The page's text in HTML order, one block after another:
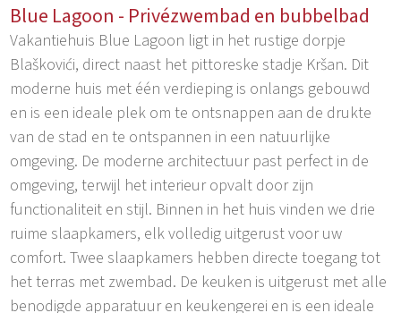
Blue Lagoon - Privézwembad en bubbelbad
Vakantiehuis Blue Lagoon ligt in het rustige dorpje
Blaškovići, direct naast het pittoreske stadje Kršan. Dit
moderne huis met één verdieping is onlangs gebouwd
en is een ideale plek om te ontsnappen aan de drukte
van de stad en te ontspannen in een natuurlijke
omgeving. De moderne architectuur past perfect in de
omgeving, terwijl het interieur opvalt door zijn
functionaliteit en stijl. Binnen in het huis vinden we drie
ruime slaapkamers, elk volledig uitgerust voor uw
comfort. Twee slaapkamers hebben directe toegang tot
het terras met zwembad. De keuken is uitgerust met alle
benodigde apparatuur en keukengerei en is een ideale